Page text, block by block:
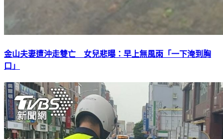
金山夫妻遭沖走雙亡 女兒悲曝：早上無風雨「一下淹到胸
口」